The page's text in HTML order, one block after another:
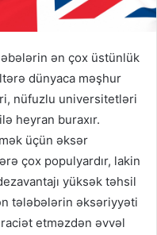
ən çox üstünlük
dünyaca məşhur
nüfuzlu universitetləri
heyran buraxır.
üçün əksər
çox populyardır, lakin
yüksək təhsil
tələbələrin əksəriyyəti
etməzdən əvvəl